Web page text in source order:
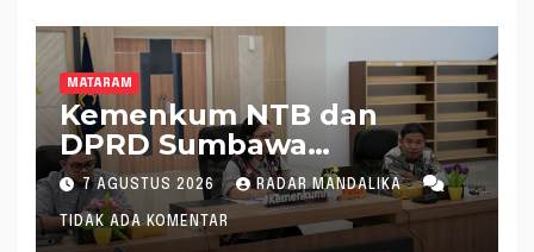
MATARAM
Kemenkum NTB dan
DPRD Sumbawa
Mantapkan Rencana
Pembentukan 8 Raperda
Inisiatif
7 AGUSTUS 2026 RADAR MANDALIKA
TIDAK ADA KOMENTAR